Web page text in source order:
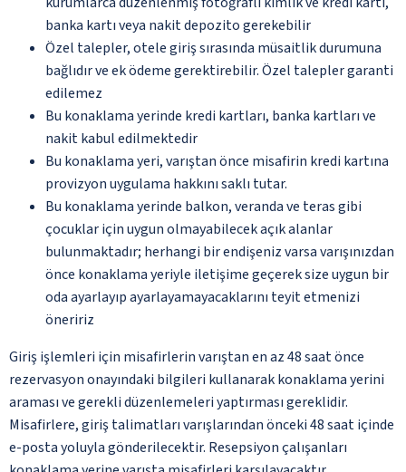
banka kartı veya nakit depozito gerekebilir
Özel talepler, otele giriş sırasında müsaitlik durumuna
bağlıdır ve ek ödeme gerektirebilir. Özel talepler garanti
edilemez
Bu konaklama yerinde kredi kartları, banka kartları ve
nakit kabul edilmektedir
Bu konaklama yeri, varıştan önce misafirin kredi kartına
provizyon uygulama hakkını saklı tutar.
Bu konaklama yerinde balkon, veranda ve teras gibi
çocuklar için uygun olmayabilecek açık alanlar
bulunmaktadır; herhangi bir endişeniz varsa varışınızdan
önce konaklama yeriyle iletişime geçerek size uygun bir
oda ayarlayıp ayarlayamayacaklarını teyit etmenizi
öneririz
Giriş işlemleri için misafirlerin varıştan en az 48 saat önce
rezervasyon onayındaki bilgileri kullanarak konaklama yerini
araması ve gerekli düzenlemeleri yaptırması gereklidir.
Misafirlere, giriş talimatları varışlarından önceki 48 saat içinde
e-posta yoluyla gönderilecektir. Resepsiyon çalışanları